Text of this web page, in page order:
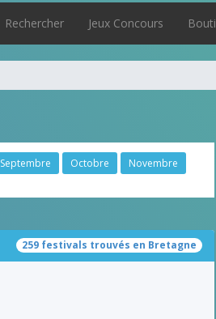
Rechercher Jeux Concours
Septembre Octobre
Novembre
259 festivals trouvés en Bretagne